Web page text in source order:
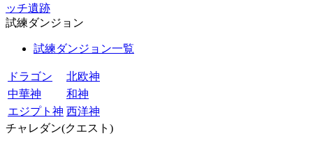
ッチ遺跡
試練ダンジョン
試練ダンジョン一覧
ドラゴン
北欧神
中華神
和神
エジプト神 西洋神
チャレダン(クエスト)